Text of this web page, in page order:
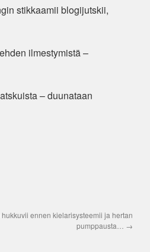
stikkaamii blogijutskii,
ilmestymistä –
– duunataan
ennen kielarisysteemii ja hertan
pumppausta… →